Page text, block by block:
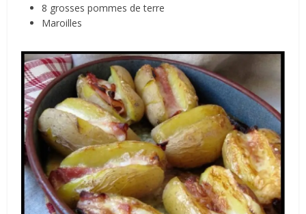
8 grosses pommes de terre
Maroilles